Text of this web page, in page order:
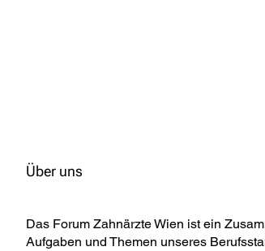
Über uns
Das Forum Zahnärzte Wien ist ein
Aufgaben und Themen unseres